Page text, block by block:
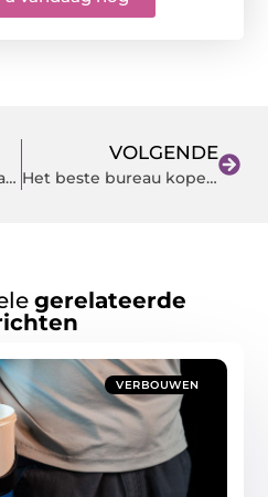
Hoe richt je de slaapkamer in?
VOLGENDE
Het beste bureau kopen voor in jouw thuiskantoor
gerelateerde
VERBOUWEN